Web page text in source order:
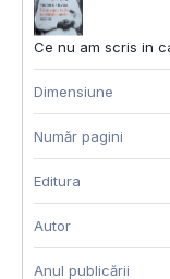
Ce nu am scris in
Dimensiune
Număr pagini
Editura
Autor
Anul publicării